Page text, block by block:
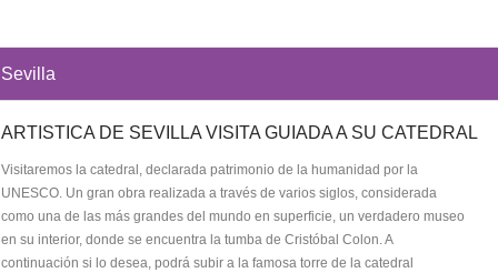
Sevilla
ARTISTICA DE SEVILLA VISITA GUIADA A SU CATEDRAL
Visitaremos la catedral, declarada patrimonio de la humanidad por la
UNESCO. Un gran obra realizada a través de varios siglos, considerada
como una de las más grandes del mundo en superficie, un verdadero museo
en su interior, donde se encuentra la tumba de Cristóbal Colon. A
continuación si lo desea, podrá subir a la famosa torre de la catedral